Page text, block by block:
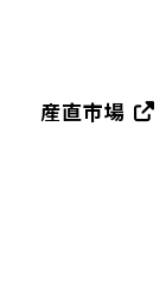
産直市場